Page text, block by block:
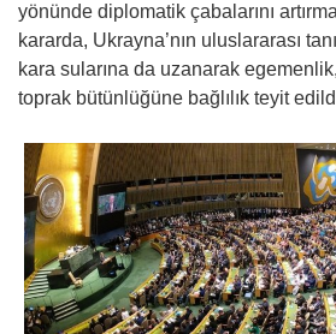
yönünde diplomatik çabalarını
kararda, Ukrayna’nın uluslararası
kara sularına da uzanarak
toprak bütünlüğüne bağlılık teyit